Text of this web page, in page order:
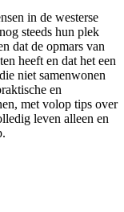
in de westerse
steeds hun plek
dat de opmars van
heeft en dat het een
niet samenwonen
en
met volop tips over
leven alleen en